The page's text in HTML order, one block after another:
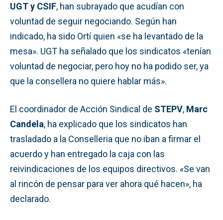
UGT y CSIF, han subrayado que acudían con
voluntad de seguir negociando. Según han
indicado, ha sido Ortí quien «se ha levantado de la
mesa». UGT ha señalado que los sindicatos «tenían
voluntad de negociar, pero hoy no ha podido ser, ya
que la consellera no quiere hablar más».
El coordinador de Acción Sindical de STEPV, Marc
Candela, ha explicado que los sindicatos han
trasladado a la Conselleria que no iban a firmar el
acuerdo y han entregado la caja con las
reivindicaciones de los equipos directivos. «Se van
al rincón de pensar para ver ahora qué hacen», ha
declarado.